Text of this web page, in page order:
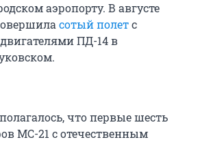
аэропорту. В августе
сотый полетс
ПД-14 в
что первые шесть
МС-21 с отечественным